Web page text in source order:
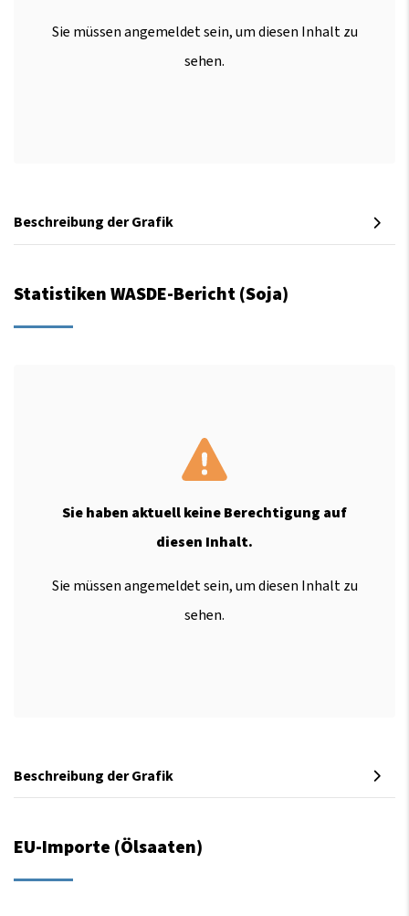
Sie müssen angemeldet sein, um diesen Inhalt zu
sehen.
Beschreibung der Grafik
Statistiken WASDE-Bericht (Soja)
Sie haben aktuell keine Berechtigung auf
diesen Inhalt.
Sie müssen angemeldet sein, um diesen Inhalt zu
sehen.
Beschreibung der Grafik
EU-Importe (Ölsaaten)